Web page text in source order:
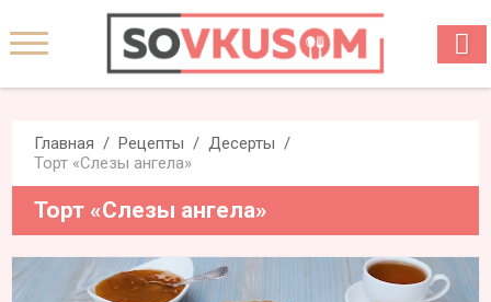
Главная Рецепты
Десерты
Торт «Слезы ангела»
Торт «Слезы ангела»